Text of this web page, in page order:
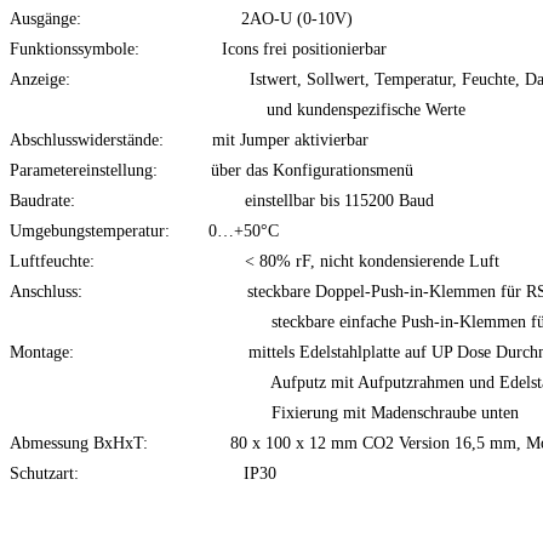
Ausgänge: 2AO-U (0-10V)
Funktionssymbole: Icons frei positionierbar
Anzeige: Istwert, Sollwert, Temperatur, Feuchte,
und kundenspezifische Werte
Abschlusswiderstände: mit Jumper aktivierbar
Parametereinstellung: über das Konfigurationsmenü
Baudrate: einstellbar bis 115200 Baud
Umgebungstemperatur: 0…+50°C
Luftfeuchte: < 80% rF, nicht kondensierende Luft
Anschluss: steckbare Doppel-Push-in-Klemmen für
steckbare einfache Push-in-Klemmen für
Montage: mittels Edelstahlplatte auf UP Dose Durchm.
Aufputz mit Aufputzrahmen und
Fixierung mit Madenschraube unten
Abmessung BxHxT: 80 x 100 x 12 mm CO2 Version 16,5 mm,
Schutzart: IP30